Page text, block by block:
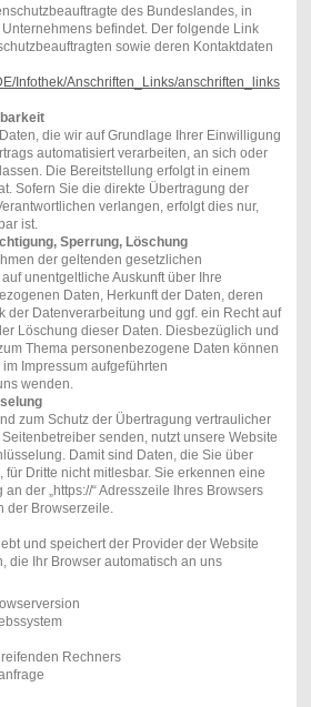
des Bundeslandes, in
befindet. Der folgende Link
sowie deren Kontaktdaten
Infothek/Anschriften_Links/anschriften_links
die wir auf Grundlage Ihrer Einwilligung
automatisiert verarbeiten, an sich oder
Die Bereitstellung erfolgt in einem
Sofern Sie die direkte Übertragung der
verlangen, erfolgt dies nur,
ist.
Sperrung, Löschung
der geltenden gesetzlichen
unentgeltliche Auskunft über Ihre
Daten, Herkunft der Daten, deren
der Datenverarbeitung und ggf. ein Recht auf
Löschung dieser Daten. Diesbezüglich und
Thema personenbezogene Daten können
Impressum aufgeführten
wenden.
zum Schutz der Übertragung vertraulicher
senden, nutzt unsere Website
Damit sind Daten, die Sie über
Dritte nicht mitlesbar. Sie erkennen eine
der „https://“ Adresszeile Ihres Browsers
der Browserzeile.
und speichert der Provider der Website
die Ihr Browser automatisch an uns
Rechners